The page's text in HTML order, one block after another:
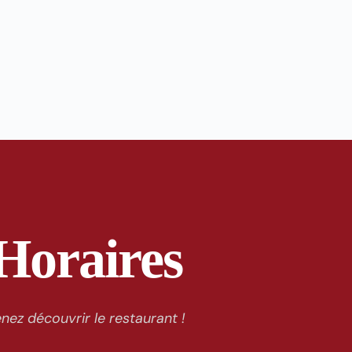
découvrir le restaurant !